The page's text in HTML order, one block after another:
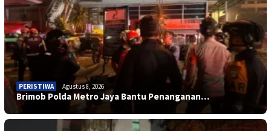
PERISTIWA Agustus 8, 2026
Brimob Polda Metro Jaya Bantu Penanganan…